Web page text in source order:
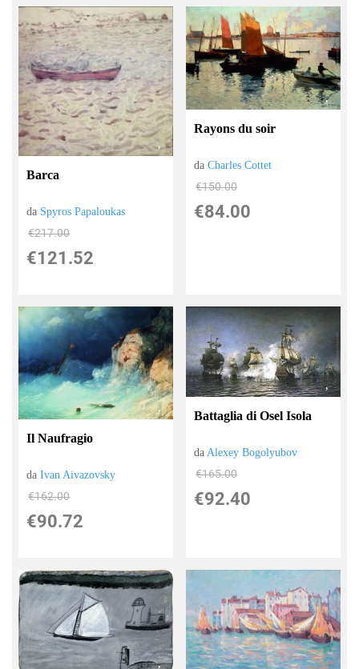
Barca
da Spyros Papaloukas
€217.00
€121.52
Rayons du soir
daCharles Cottet
€150.00
€84.00
Il Naufragio
daIvan Aivazovsky
€162.00
€90.72
Battaglia di Osel Isola
daAlexey Bogolyubov
€165.00
€92.40